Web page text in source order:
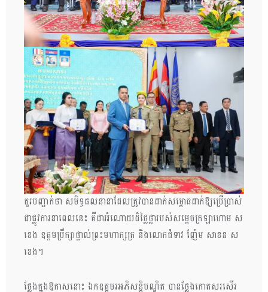
គួរបញ្ជាក់ថា សមិទ្ធផលនានាដែលត្រូវបានដាក់សម្ពោធដាក់ឱ្យប្រើប្រាស់
ជាផ្លូវការនាពេលនេះ គឺជាអំណោយដ៏ថ្លៃថ្លារបស់សម្តេចក្រឡាហោម ស
ខេង ឧត្តមប្រឹក្សាផ្ទាល់ព្រះមហាក្សត្រ និងលោកជំទាវ ញ៉ែម សាខន ស
ខេង។
ថ្លែងក្នុងឱកាសនោះ ឯកឧត្តមរអភិសន្តិបណ្ឌិត បានថ្លែងកោតសរសើរ